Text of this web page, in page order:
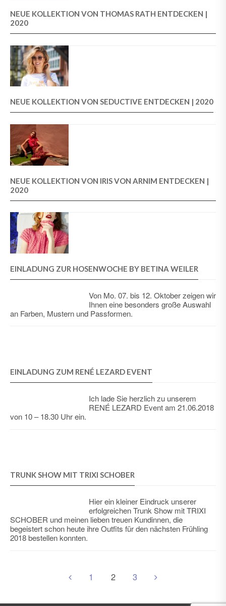
NEUE KOLLEKTION VON THOMAS RATH ENTDECKEN |
2020
NEUE KOLLEKTION VON SEDUCTIVE ENTDECKEN | 2020
NEUE KOLLEKTION VON IRIS VON ARNIM ENTDECKEN |
2020
EINLADUNG ZUR HOSENWOCHE BY BETINA WEILER
Von Mo. 07. bis 12. Oktober zeigen wir
Ihnen eine besonders große Auswahl
an Farben, Mustern und Passformen.
EINLADUNG ZUM RENÉ LEZARD EVENT
Ich lade Sie herzlich zu unserem
RENÉ LEZARD Event am 21.06.2018
von 10 – 18.30 Uhr ein.
TRUNK SHOW MIT TRIXI SCHOBER
Hier ein kleiner Eindruck unserer
erfolgreichen Trunk Show mit TRIXI
SCHOBER und meinen lieben treuen Kundinnen, die
begeistert schon heute ihre Outfits für den nächsten Frühling
2018 bestellen konnten.
1 2 3